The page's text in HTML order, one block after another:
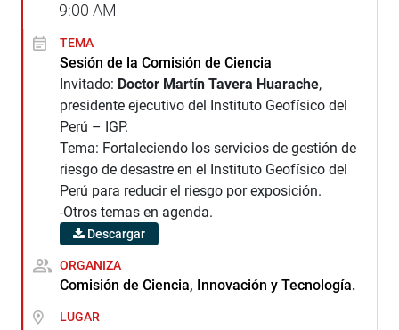
9:00 AM
TEMA
Sesión de la Comisión de Ciencia
Invitado: Doctor Martín Tavera Huarache,
presidente ejecutivo del Instituto Geofísico del
Perú – IGP.
Tema: Fortaleciendo los servicios de gestión de
riesgo de desastre en el Instituto Geofísico del
Perú para reducir el riesgo por exposición.
-Otros temas en agenda.
Descargar
ORGANIZA
Comisión de Ciencia, Innovación y Tecnología.
LUGAR